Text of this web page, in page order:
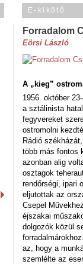
E-kikötő
Forradalom
Eörsi László
A „kieg”
1956. október
a sztálinista
fegyvereket
ostromolni
Rádió
több más fontos
azonban alig
osztagok
rendőrségi, ipari
eljutottak az
Csepel
éjszakai
dolgozók közül
az, hogy a
szemlélte az